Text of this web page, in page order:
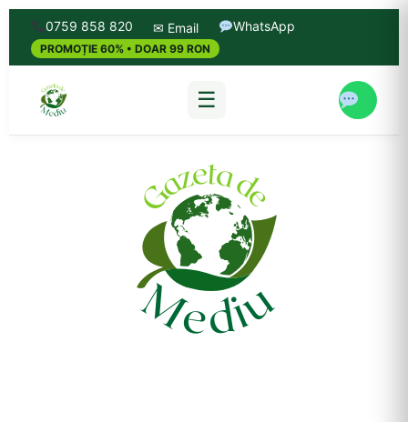
0759 858 820 ✉ Email WhatsApp
PROMOȚIE 60% • DOAR 99 RON
☰